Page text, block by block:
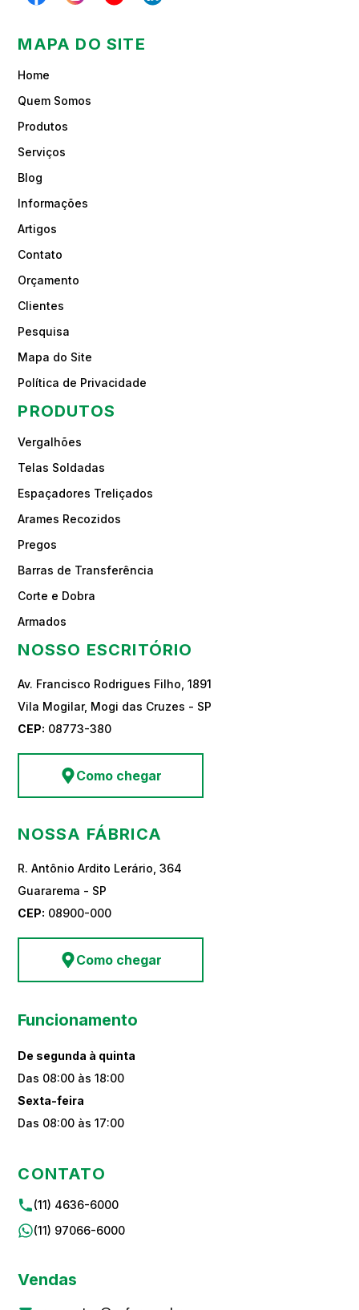
MAPA DO SITE
Home
Quem Somos
Produtos
Serviços
Blog
Informações
Artigos
Contato
Orçamento
Clientes
Pesquisa
Mapa do Site
Política de Privacidade
PRODUTOS
Vergalhões
Telas Soldadas
Espaçadores Treliçados
Arames Recozidos
Pregos
Barras de Transferência
Corte e Dobra
Armados
NOSSO ESCRITÓRIO
Av. Francisco Rodrigues Filho, 1891
Vila Mogilar, Mogi das Cruzes - SP
CEP: 08773-380
Como chegar
NOSSA FÁBRICA
R. Antônio Ardito Lerário, 364
Guararema - SP
CEP: 08900-000
Como chegar
Funcionamento
De segunda à quinta
Das 08:00 às 18:00
Sexta-feira
Das 08:00 às 17:00
CONTATO
(11) 4636-6000
(11) 97066-6000
Vendas